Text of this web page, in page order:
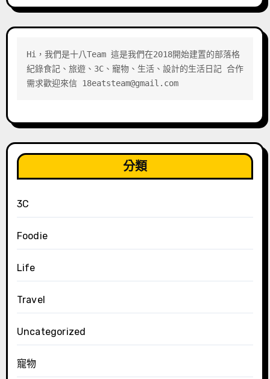
Hi，我們是十八Team 這是我們在2018開始建置的部落格
紀錄食記、旅遊、3C、寵物、生活、設計的生活日記 合作
需求歡迎來信 18eatsteam@gmail.com
分類
3C
Foodie
Life
Travel
Uncategorized
寵物